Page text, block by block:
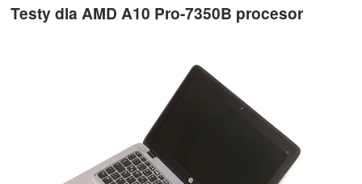
Testy dla AMD A10 Pro-7350B procesor